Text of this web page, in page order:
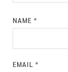
NAME*
EMAIL*